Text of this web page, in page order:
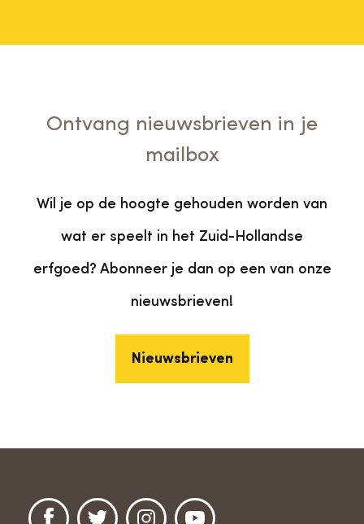
Ontvang nieuwsbrieven in je
mailbox
Wil je op de hoogte gehouden worden van
wat er speelt in het Zuid-Hollandse
erfgoed? Abonneer je dan op een van onze
nieuwsbrieven!
Nieuwsbrieven